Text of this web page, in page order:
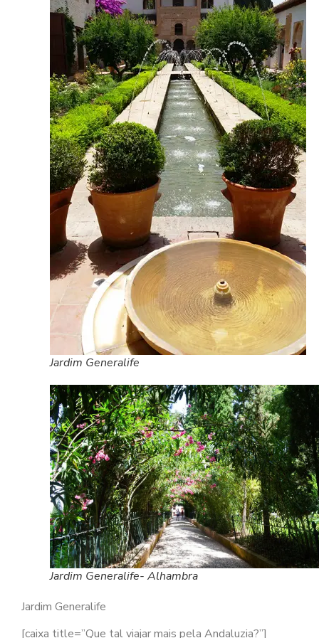
Jardim Generalife
Jardim Generalife- Alhambra
Jardim Generalife
[caixa title=”Que tal viajar mais pela Andaluzia?”]